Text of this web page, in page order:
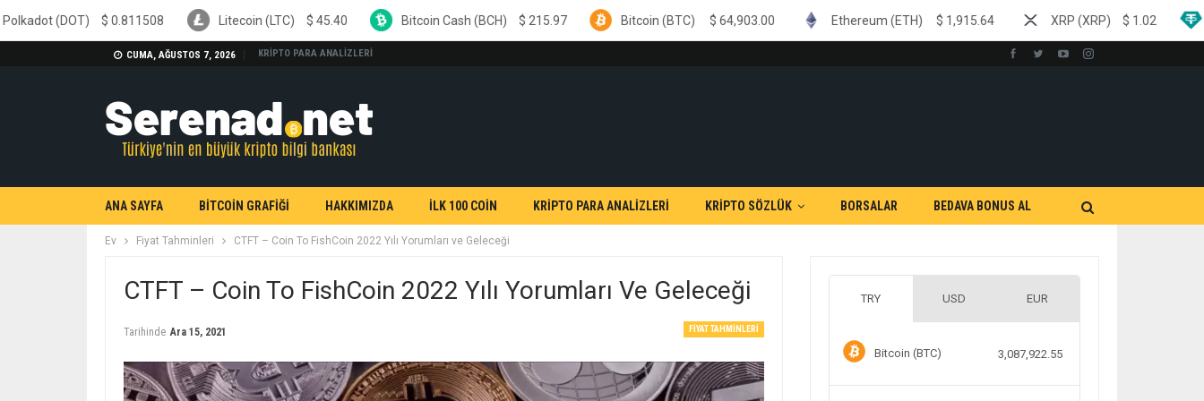
CUMA, AĞUSTOS 7, 2026 KRİPTO PARA ANALİZLERİ
ANA SAYFA BİTCOİN GRAFİĞİ HAKKIMIZDA İLK 100 COİN KRİPTO PARA ANALİZLERİ KRİPTO SÖZLÜK BORSALAR BEDAVA BONUS AL
Ev Fiyat Tahminleri CTFT – Coin To FishCoin 2022 Yılı Yorumları ve Geleceği
CTFT – Coin To FishCoin 2022 Yılı Yorumları Ve Geleceği
FIYAT TAHMINLERI
Tarihinde Ara 15, 2021
TRY USD EUR
Bitcoin (BTC) 3,087,922.55
$0.811508 Litecoin (LTC) $ 45.40 Bitcoin Cash (BCH) $215.97 Bitcoin (BTC) $ 64,903.00 Ethereum (ETH) $1,915.64 XRP (XRP) $1.02 Tether (USDT)